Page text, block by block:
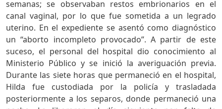
semanas; se observaban restos embrionarios en el
canal vaginal, por lo que fue sometida a un legrado
uterino. En el expediente se asentó como diagnóstico
un “aborto incompleto provocado”. A partir de este
suceso, el personal del hospital dio conocimiento al
Ministerio Público y se inició la averiguación previa.
Durante las siete horas que permaneció en el hospital,
Hilda fue custodiada por la policía y trasladada
posteriormente a los separos, donde permaneció una